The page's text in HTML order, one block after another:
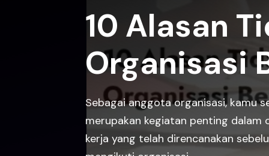
10 Alasan
Organisasi
Sebagai anggota organisasi, kamu
merupakan kegiatan penting
kerja yang telah direncanakan